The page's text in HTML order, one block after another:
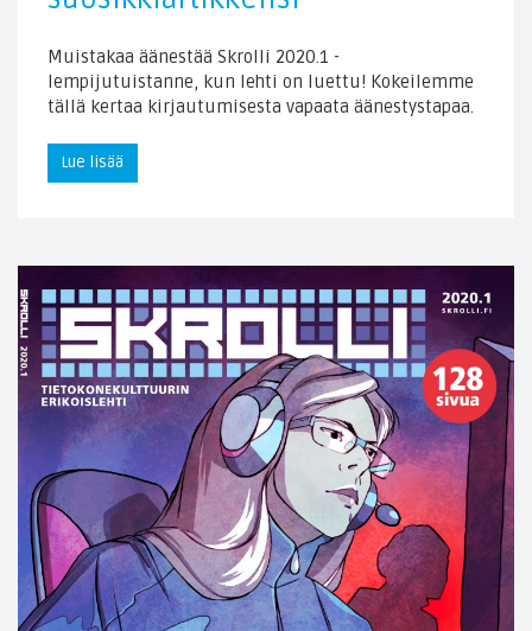
Muistakaa äänestää Skrolli 2020.1 -
lempijutuistanne, kun lehti on luettu! Kokeilemme
tällä kertaa kirjautumisesta vapaata äänestystapaa.
Lue lisää